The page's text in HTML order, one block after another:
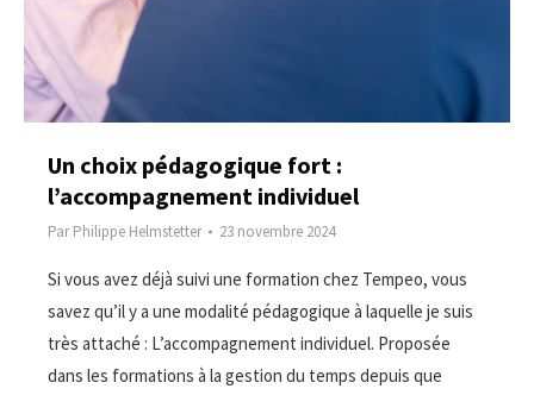
Un choix pédagogique fort :
l’accompagnement individuel
ParPhilippe Helmstetter 23 novembre 2024
Si vous avez déjà suivi une formation chez Tempeo, vous
savez qu’il y a une modalité pédagogique à laquelle je suis
très attaché : L’accompagnement individuel. Proposée
dans les formations à la gestion du temps depuis que